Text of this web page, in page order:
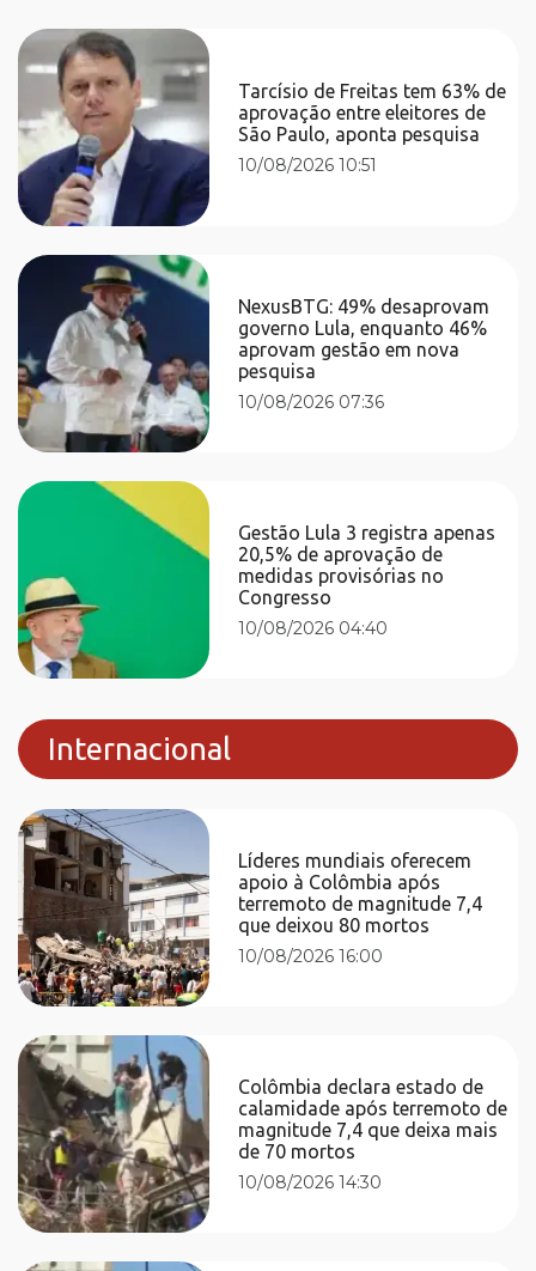
Tarcísio de Freitas tem 63% de
aprovação entre eleitores de
São Paulo, aponta pesquisa
10/08/2026 10:51
NexusBTG: 49% desaprovam
governo Lula, enquanto 46%
aprovam gestão em nova
pesquisa
10/08/2026 07:36
Gestão Lula 3 registra apenas
20,5% de aprovação de
medidas provisórias no
Congresso
10/08/2026 04:40
Internacional
Líderes mundiais oferecem
apoio à Colômbia após
terremoto de magnitude 7,4
que deixou 80 mortos
10/08/2026 16:00
Colômbia declara estado de
calamidade após terremoto de
magnitude 7,4 que deixa mais
de 70 mortos
10/08/2026 14:30